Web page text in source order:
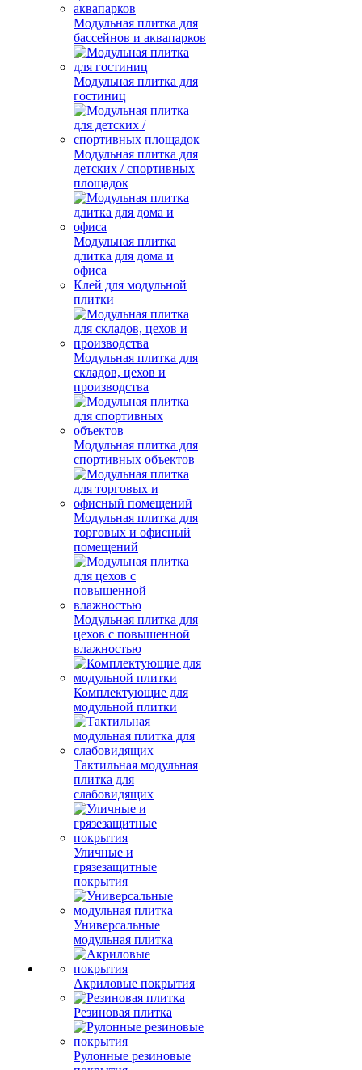
Модульная плитка для
бассейнов и аквапарков
Модульная плитка для
гостиниц
Модульная плитка для
детских / спортивных
площадок
Модульная плитка
длитка для дома и
офиса
Клей для модульной
плитки
Модульная плитка для
складов, цехов и
производства
Модульная плитка для
спортивных объектов
Модульная плитка для
торговых и офисный
помещений
Модульная плитка для
цехов с повышенной
влажностью
Комплектующие для
модульной плитки
Тактильная модульная
плитка для
слабовидящих
Уличные и
грязезащитные
покрытия
Универсальные
модульная плитка
Акриловые покрытия
Резиновая плитка
Рулонные резиновые